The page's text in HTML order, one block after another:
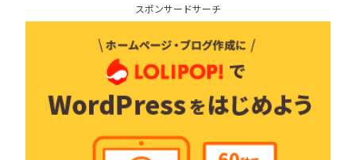
スポンサードサーチ